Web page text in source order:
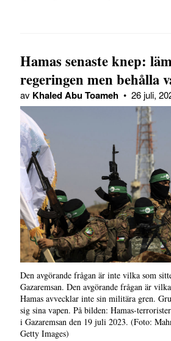
Hamas senaste knep:
regeringen men behålla
av Khaled Abu Toameh • 26 juli,
Den avgörande frågan är inte vilka som
Gazaremsan. Den avgörande frågan är
Hamas avvecklar inte sin militära gren.
sig sina vapen. På bilden: Hamas-
i Gazaremsan den 19 juli 2023. (Foto:
Getty Images)